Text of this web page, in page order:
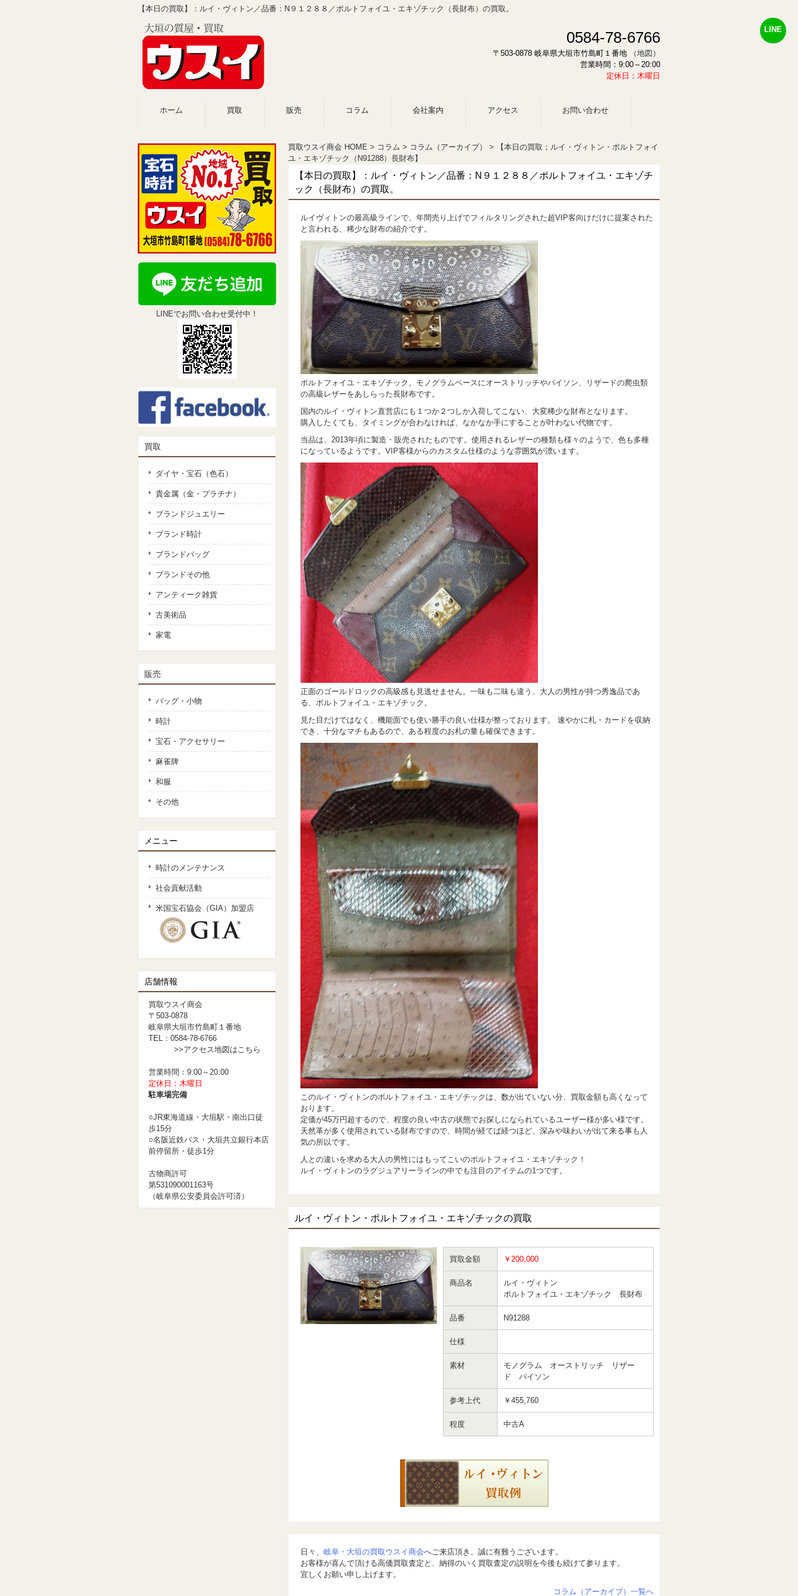
【本日の買取】：ルイ・ヴィトン／品番：N９１２８８／ポルトフォイユ・エキゾチック（長財布）の買取。
0584-78-6766
〒503-0878 岐阜県大垣市竹島町１番地
（地図）
営業時間：9:00～20:00
定休日：木曜日
ホーム 買取 販売 コラム 会社案内 アクセス お問い合わせ
買取ウスイ商会 HOME コラム コラム（アーカイブ）
【本日の買取；ルイ・ヴィトン・ポルトフォイ
ユ・エキゾチック（N91288）長財布】
【本日の買取】：ルイ・ヴィトン／品番：N９１２８８／ポルトフォイユ・エキゾチ
ック（長財布）の買取。
ルイヴィトンの最高級ラインで、年間売り上げでフィルタリングされた超VIP客向けだけに提案された
と言われる、稀少な財布の紹介です。
ポルトフォイユ・エキゾチック。モノグラムベースにオーストリッチやパイソン、リザードの爬虫類
の高級レザーをあしらった長財布です。
国内のルイ・ヴィトン直営店にも１つか２つしか入荷してこない、大変稀少な財布となります。
購入したくても、タイミングが合わなければ、なかなか手にすることが叶わない代物です。
当品は、2013年頃に製造・販売されたものです。使用されるレザーの種類も様々のようで、色も多種
になっているようです。VIP客様からのカスタム仕様のような雰囲気が漂います。
正面のゴールドロックの高級感も見逃せません。一味も二味も違う、大人の男性が持つ秀逸品であ
る、ポルトフォイユ・エキゾチック。
見た目だけではなく、機能面でも使い勝手の良い仕様が整っております。 速やかに札・カードを収納
でき、十分なマチもあるので、ある程度のお札の量も確保できます。
このルイ・ヴィトンのポルトフォイユ・エキゾチックは、数が出ていない分、買取金額も高くなって
おります。
定価が45万円超するので、程度の良い中古の状態でお探しになられているユーザー様が多い様です。
天然革が多く使用されている財布ですので、時間が経てば経つほど、深みや味わいが出て来る事も人
気の所以です。
人との違いを求める大人の男性にはもってこいのポルトフォイユ・エキゾチック！
ルイ・ヴィトンのラグジュアリーラインの中でも注目のアイテムの1つです。
ルイ・ヴィトン・ポルトフォイユ・エキゾチックの買取
買取金額 ￥200,000
商品名
ルイ・ヴィトン
ポルトフォイユ・エキゾチック 長財布
品番 N91288
仕様
素材
モノグラム オーストリッチ リザー
ド パイソン
参考上代 ￥455,760
程度 中古A
日々、 岐阜・大垣の買取ウスイ商会へご来店頂き、誠に有難うございます。
お客様が喜んで頂ける高価買取査定と、納得のいく買取査定の説明を今後も続けて参ります。
宜しくお願い申し上げます。
コラム（アーカイブ）一覧へ
LINEでお問い合わせ受付中！
買取
ダイヤ・宝石（色石）
貴金属（金・プラチナ）
ブランドジュエリー
ブランド時計
ブランドバッグ
ブランドその他
アンティーク雑貨
古美術品
家電
販売
バッグ・小物
時計
宝石・アクセサリー
麻雀牌
和服
その他
メニュー
時計のメンテナンス
社会貢献活動
米国宝石協会（GIA）加盟店
店舗情報
買取ウスイ商会
〒503-0878
岐阜県大垣市竹島町１番地
TEL：0584-78-6766
>>アクセス地図はこちら
営業時間：9:00～20:00
定休日：木曜日
駐車場完備
○JR東海道線・大垣駅・南出口徒
歩15分
○名阪近鉄バス・大垣共立銀行本店
前停留所・徒歩1分
古物商許可
第531090001163号
（岐阜県公安委員会許可済）
LINE